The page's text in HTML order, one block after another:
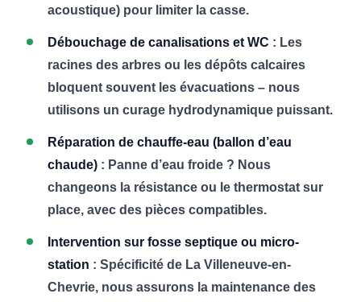
acoustique) pour limiter la casse.
Débouchage de canalisations et WC : Les
racines des arbres ou les dépôts calcaires
bloquent souvent les évacuations – nous
utilisons un curage hydrodynamique puissant.
Réparation de chauffe-eau (ballon d’eau
chaude) : Panne d’eau froide ? Nous
changeons la résistance ou le thermostat sur
place, avec des pièces compatibles.
Intervention sur fosse septique ou micro-
station : Spécificité de La Villeneuve-en-
Chevrie, nous assurons la maintenance des